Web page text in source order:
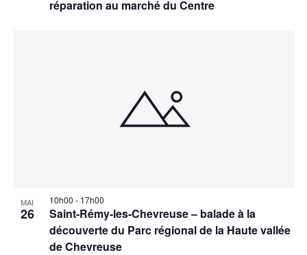
réparation au marché du Centre
MAI
26
Saint-Rémy-les-Chevreuse – balade à la
découverte du Parc régional de la Haute vallée
de Chevreuse
10h00 - 17h00